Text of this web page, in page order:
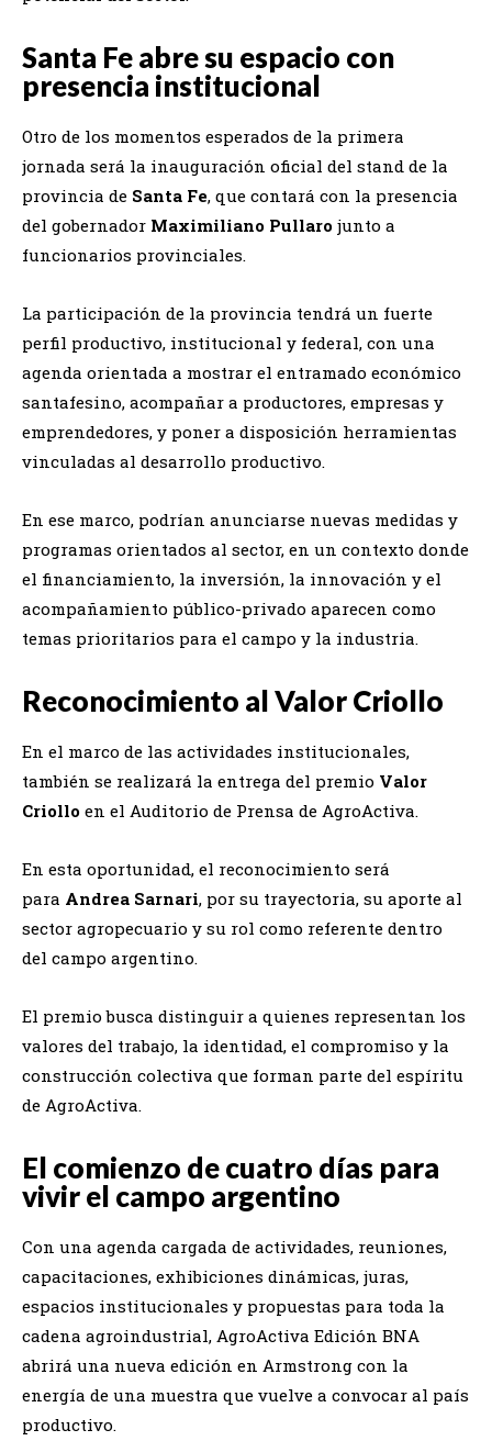
Santa Fe abre su espacio con
presencia institucional
Otro de los momentos esperados de la primera
jornada será la inauguración oficial del stand de la
provincia de Santa Fe, que contará con la presencia
del gobernador Maximiliano Pullaro junto a
funcionarios provinciales.
La participación de la provincia tendrá un fuerte
perfil productivo, institucional y federal, con una
agenda orientada a mostrar el entramado económico
santafesino, acompañar a productores, empresas y
emprendedores, y poner a disposición herramientas
vinculadas al desarrollo productivo.
En ese marco, podrían anunciarse nuevas medidas y
programas orientados al sector, en un contexto donde
el financiamiento, la inversión, la innovación y el
acompañamiento público-privado aparecen como
temas prioritarios para el campo y la industria.
Reconocimiento al Valor Criollo
En el marco de las actividades institucionales,
también se realizará la entrega del premio Valor
Criollo en el Auditorio de Prensa de AgroActiva.
En esta oportunidad, el reconocimiento será
para Andrea Sarnari, por su trayectoria, su aporte al
sector agropecuario y su rol como referente dentro
del campo argentino.
El premio busca distinguir a quienes representan los
valores del trabajo, la identidad, el compromiso y la
construcción colectiva que forman parte del espíritu
de AgroActiva.
El comienzo de cuatro días para
vivir el campo argentino
Con una agenda cargada de actividades, reuniones,
capacitaciones, exhibiciones dinámicas, juras,
espacios institucionales y propuestas para toda la
cadena agroindustrial, AgroActiva Edición BNA
abrirá una nueva edición en Armstrong con la
energía de una muestra que vuelve a convocar al país
productivo.